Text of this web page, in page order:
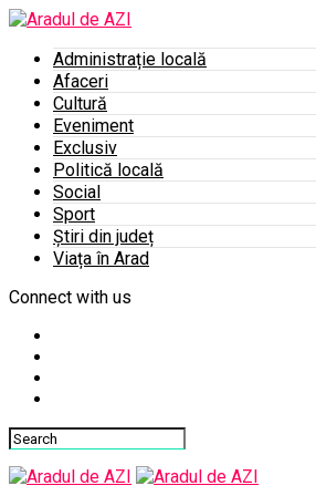
Administrație locală
Afaceri
Cultură
Eveniment
Exclusiv
Politică locală
Social
Sport
Știri din județ
Viața în Arad
Connect with us